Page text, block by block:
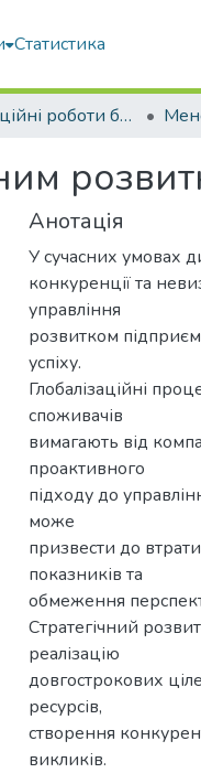
Статистика
Кваліфікаційні роботи бакалаврів
Анотація
У сучасних умовах
конкуренції та
управління
розвитком
успіху.
Глобалізаційні
споживачів
вимагають від
проактивного
підходу до
може
призвести до
показників та
обмеження
Стратегічний
реалізацію
довгострокових
ресурсів,
створення
викликів.